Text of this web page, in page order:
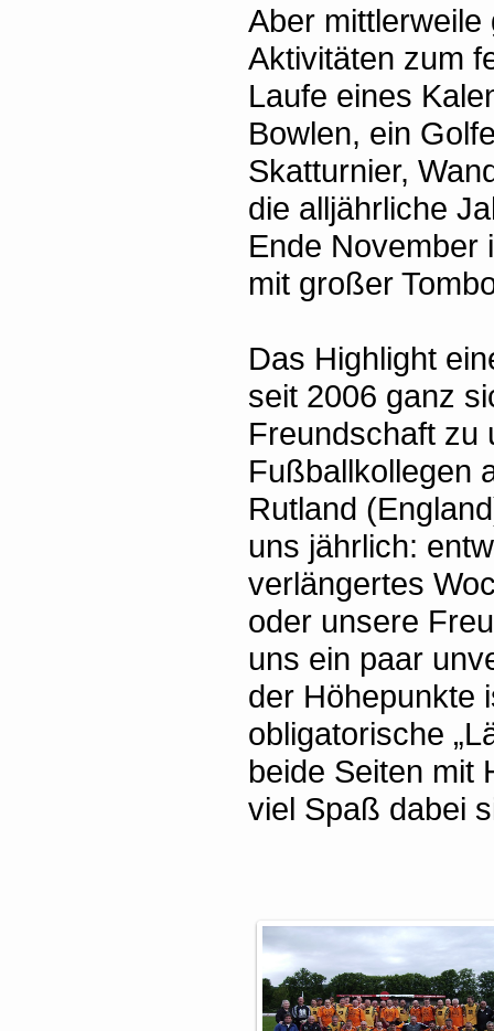
Aber
Aktivitäten zum
Laufe eines
Bowlen, ein
Skatturnier,
die alljährliche
Ende November
mit großer
Das Highlight
seit 2006 ganz
Freundschaft zu
Fußballkollegen
Rutland
uns jährlich:
verlängertes
oder unsere
uns ein paar
der Höhepunkte
obligatorische
beide Seiten mit
viel Spaß dabei